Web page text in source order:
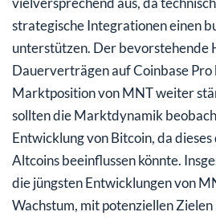
strategische Integrationen einen
unterstützen. Der bevorstehende
Dauerverträgen auf Coinbase Pro
Marktposition von MNT weiter
sollten die Marktdynamik
Entwicklung von Bitcoin, da
Altcoins beeinflussen könnte.
die jüngsten Entwicklungen von
Wachstum, mit potenziellen Zielen